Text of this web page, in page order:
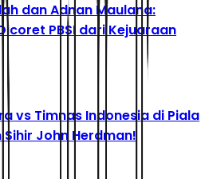
dan Adnan Maulana:
PBSI dari Kejuaraan
vs Timnas Indonesia di Piala
Sihir John Herdman!